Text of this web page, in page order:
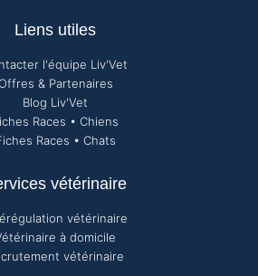
Liens utiles
l'équipe Liv'Vet
& Partenaires
Blog Liv'Vet
Races • Chiens
Races • Chats
vétérinaire
vétérinaire
à domicile
vétérinaire